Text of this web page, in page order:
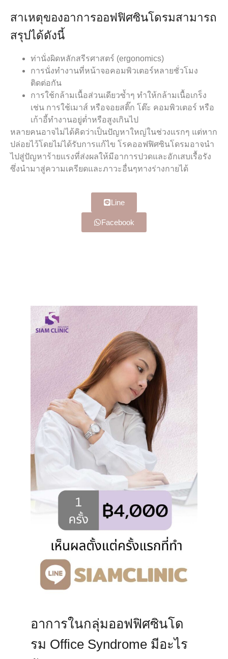
สาเหตุของอาการออฟฟิศซินโดรมสามารถ
สรุปได้ดังนี้
ท่านั่งผิดหลักสรีรศาสตร์ (ergonomics)
การนั่งทำงานที่หน้าจอคอมพิวเตอร์หลายชั่วโมง
ติดต่อกัน
การใช้กล้ามเนื้อส่วนเดียวซ้ำๆ ทำให้กล้ามเนื้อเกร็ง
เช่น การใช้เมาส์ หรือจอยสติ๊ก โต๊ะ คอมพิวเตอร์ หรือ
เก้าอี้ทำงานอยู่ต่ำหรือสูงเกินไป
หลายคนอาจไม่ได้คิดว่าเป็นปัญหาใหญ่ในช่วงแรกๆ แต่หาก
ปล่อยไว้โดยไม่ได้รับการแก้ไข โรคออฟฟิศซินโดรมอาจนำ
ไปสู่ปัญหาร้ายแรงที่ส่งผลให้มีอาการปวดและอักเสบเรื้อรัง
ซึ่งนำมาสู่ความเครียดและภาวะอื่นๆทางร่างกายได้
Line
Facebook
อาการในกลุ่มออฟฟิศซินโด
รม Office Syndrome มีอะไร